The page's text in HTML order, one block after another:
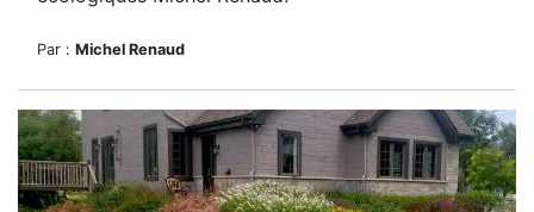
Par : Michel Renaud